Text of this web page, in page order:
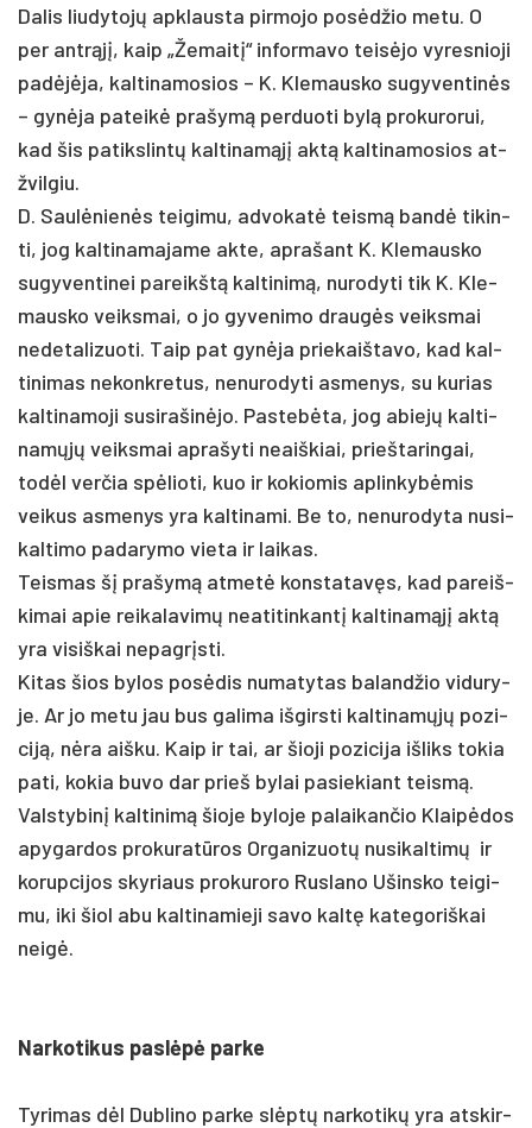
Da­lis liu­dy­tojų ap­klaus­ta pir­mo­jo po­sėdžio me­tu. O
per ant­rąjį, kaip „Že­maitį“ in­for­ma­vo teisė­jo vy­res­nio­ji
pa­dėjėja, kal­ti­na­mo­sios – K. Kle­maus­ko su­gy­ven­tinės
– gynė­ja pa­teikė pra­šymą per­duo­ti bylą pro­ku­ro­rui,
kad šis pa­tiks­lintų kal­ti­namąjį aktą kal­ti­na­mo­sios at­
žvil­giu.
D. Saulė­nienės tei­gi­mu, ad­vo­katė teismą bandė ti­kin­
ti, jog kal­ti­na­ma­ja­me ak­te, ap­ra­šant K. Kle­maus­ko
su­gy­ven­ti­nei pa­reikštą kal­ti­nimą, nu­ro­dy­ti tik K. Kle­
maus­ko veiks­mai, o jo gy­ve­ni­mo draugės veiks­mai
ne­de­ta­li­zuo­ti. Taip pat gynė­ja prie­kaiš­ta­vo, kad kal­
ti­ni­mas ne­konk­re­tus, ne­nu­ro­dy­ti as­me­nys, su ku­rias
kal­ti­na­mo­ji su­si­ra­šinė­jo. Pas­tebė­ta, jog abiejų kal­ti­
namųjų veiks­mai ap­ra­šy­ti neaiš­kiai, prie­šta­rin­gai,
todėl ver­čia spėlio­ti, kuo ir ko­kio­mis ap­lin­kybė­mis
vei­kus as­me­nys yra kal­ti­na­mi. Be to, ne­nu­ro­dy­ta nu­si­
kal­ti­mo pa­da­ry­mo vie­ta ir lai­kas.
Teis­mas šį pra­šymą at­metė kons­ta­tavęs, kad pa­reiš­
ki­mai apie rei­ka­la­vimų nea­ti­tin­kantį kal­ti­namąjį aktą
yra vi­siš­kai ne­pagrįs­ti.
Ki­tas šios by­los po­sėdis nu­ma­ty­tas ba­land­žio vi­du­ry­
je. Ar jo me­tu jau bus ga­li­ma iš­girs­ti kal­ti­namųjų po­zi­
ciją, nėra aiš­ku. Kaip ir tai, ar šioji po­zi­ci­ja iš­liks to­kia
pa­ti, ko­kia bu­vo dar prie­š by­lai pa­sie­kiant teismą.
Vals­ty­binį kal­ti­nimą šio­je by­lo­je pa­lai­kan­čio Klaipė­dos
apy­gar­dos pro­ku­ratū­ros Or­ga­ni­zuotų nu­si­kal­timų ir
ko­rup­ci­jos sky­riaus pro­ku­ro­ro Rus­la­no Ušins­ko tei­gi­
mu, iki šiol abu kal­ti­na­mie­ji sa­vo kaltę ka­te­go­riš­kai
neigė.
Nar­ko­ti­kus pa­slėpė par­ke
Ty­ri­mas dėl Dub­li­no par­ke slėptų nar­ko­tikų yra at­skir­